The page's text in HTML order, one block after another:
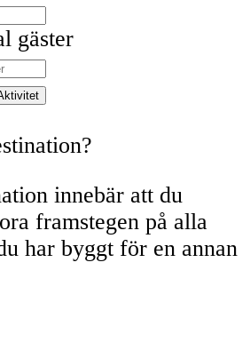
gäster
innebär att du
framstegen på alla
har byggt för en annan